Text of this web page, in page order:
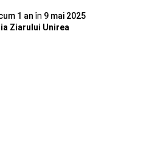
1 an în 9 mai 2025
Ziarului Unirea